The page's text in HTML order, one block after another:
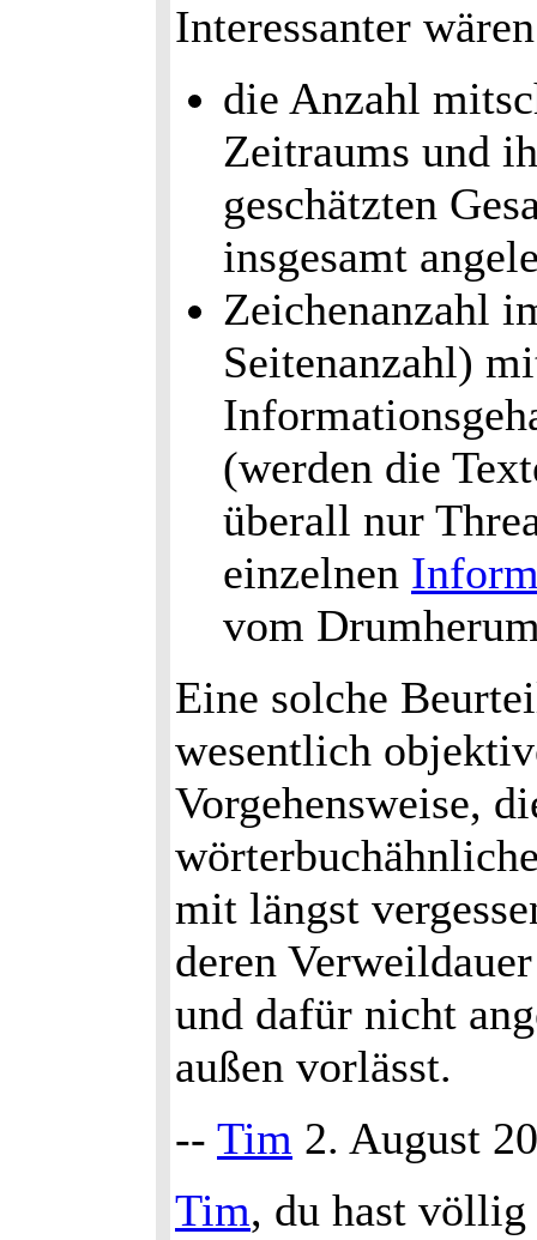
Interessanter
die Anzahl
Zeitraums und
geschätzten
insgesamt
Zeichenanzahl
Seitenanzahl)
(werden die
überall nur
einzelnen
vom
Eine solche
wesentlich
Vorgehensweise,
mit längst
deren
und dafür nicht
außen vorlässt.
-- Tim 2. August
Tim, du hast